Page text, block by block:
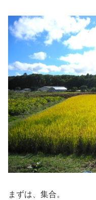
まずは、集合。